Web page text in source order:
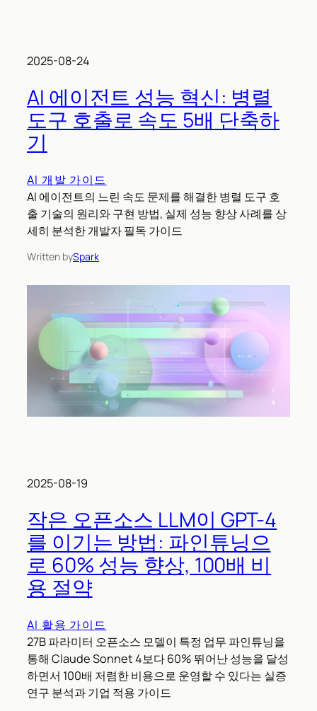
2025-08-24
AI 에이전트 성능 혁신: 병렬
도구 호출로 속도 5배 단축하
기
AI 개발 가이드
AI 에이전트의 느린 속도 문제를 해결한 병렬 도구 호
출 기술의 원리와 구현 방법, 실제 성능 향상 사례를 상
세히 분석한 개발자 필독 가이드
Written bySpark
2025-08-19
작은 오픈소스 LLM이 GPT-4
를 이기는 방법: 파인튜닝으
로 60% 성능 향상, 100배 비
용 절약
AI 활용 가이드
27B 파라미터 오픈소스 모델이 특정 업무 파인튜닝을
통해 Claude Sonnet 4보다 60% 뛰어난 성능을 달성
하면서 100배 저렴한 비용으로 운영할 수 있다는 실증
연구 분석과 기업 적용 가이드